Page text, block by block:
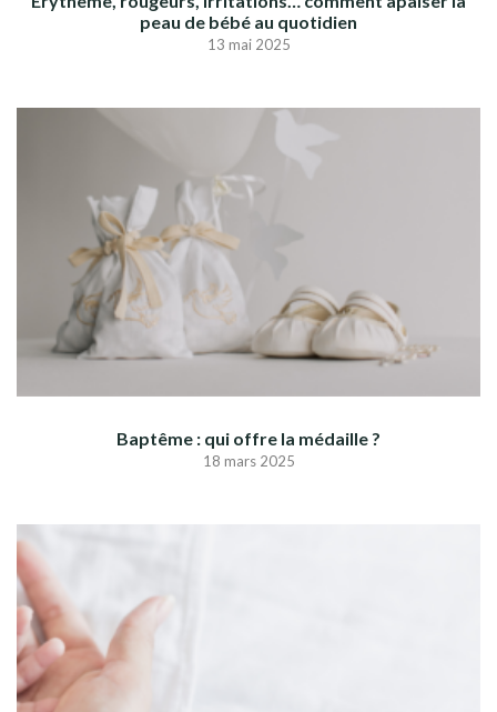
peau de bébé au quotidien
13 mai 2025
Baptême : qui offre la médaille ?
18 mars 2025